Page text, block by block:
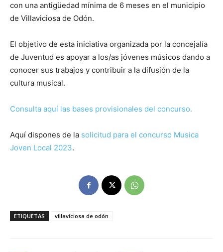
con una antigüedad mínima de 6 meses en el municipio
de Villaviciosa de Odón.
El objetivo de esta iniciativa organizada por la concejalía
de Juventud es apoyar a los/as jóvenes músicos dando a
conocer sus trabajos y contribuir a la difusión de la
cultura musical.
Consulta aquí las bases provisionales del concurso.
Aquí dispones de la solicitud para el concurso Musica
Joven Local 2023.
ETIQUETAS villaviciosa de odón